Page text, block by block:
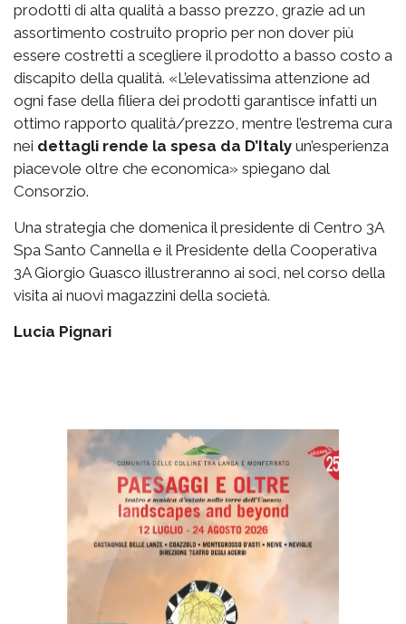
prodotti di alta qualità a basso prezzo, grazie ad un
assortimento costruito proprio per non dover più
essere costretti a scegliere il prodotto a basso costo a
discapito della qualità. «L’elevatissima attenzione ad
ogni fase della filiera dei prodotti garantisce infatti un
ottimo rapporto qualità/prezzo, mentre l’estrema cura
nei dettagli rende la spesa da D’Italy un’esperienza
piacevole oltre che economica» spiegano dal
Consorzio.
Una strategia che domenica il presidente di Centro 3A
Spa Santo Cannella e il Presidente della Cooperativa
3A Giorgio Guasco illustreranno ai soci, nel corso della
visita ai nuovi magazzini della società.
Lucia Pignari